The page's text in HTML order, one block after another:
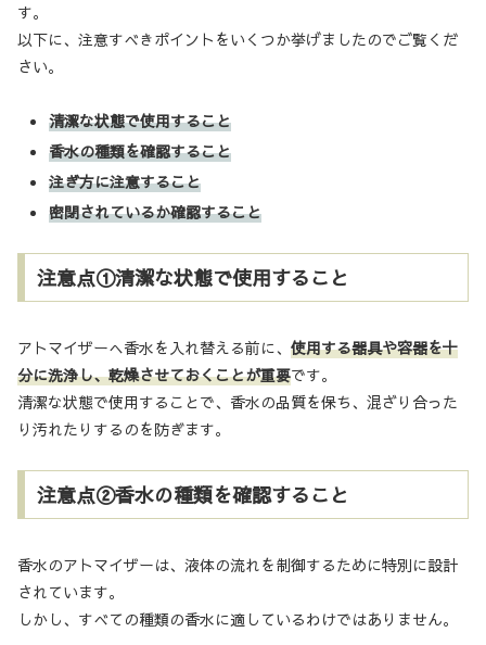
す。
以下に、注意すべきポイントをいくつか挙げましたのでご覧くだ
さい。
清潔な状態で使用すること
香水の種類を確認すること
注ぎ方に注意すること
密閉されているか確認すること
注意点①清潔な状態で使用すること
アトマイザーへ香水を入れ替える前に、 使用する器具や容器を十
分に洗浄し、乾燥させておくことが重要です。
清潔な状態で使用することで、香水の品質を保ち、混ざり合った
り汚れたりするのを防ぎます。
注意点②香水の種類を確認すること
香水のアトマイザーは、液体の流れを制御するために特別に設計
されています。
しかし、すべての種類の香水に適しているわけではありません。